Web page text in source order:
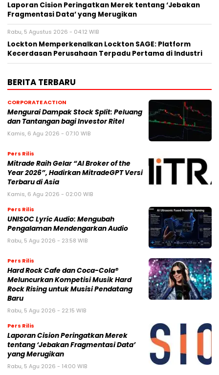
Laporan Cision Peringatkan Merek tentang ‘Jebakan
Fragmentasi Data’ yang Merugikan
Rabu, 5 Agustus 2026 - 04:12 WIB
Lockton Memperkenalkan Lockton SAGE: Platform
Kecerdasan Perusahaan Terpadu Pertama di Industri
BERITA TERBARU
CORPORATE ACTION
Mengurai Dampak Stock Split: Peluang
dan Tantangan bagi Investor Ritel
Kamis, 6 Agu 2026 - 07:10 WIB
Pers Rilis
Mitrade Raih Gelar “AI Broker of the
Year 2026”, Hadirkan MitradeGPT Versi
Terbaru di Asia
Kamis, 6 Agu 2026 - 02:00 WIB
Pers Rilis
UNISOC Lyric Audio: Mengubah
Pengalaman Mendengarkan Audio
Rabu, 5 Agu 2026 - 23:58 WIB
Pers Rilis
Hard Rock Cafe dan Coca-Cola®
Meluncurkan Kompetisi Musik Hard
Rock Rising untuk Musisi Pendatang
Baru
Rabu, 5 Agu 2026 - 22:15 WIB
Pers Rilis
Laporan Cision Peringatkan Merek
tentang ‘Jebakan Fragmentasi Data’
yang Merugikan
Rabu, 5 Agu 2026 - 14:00 WIB